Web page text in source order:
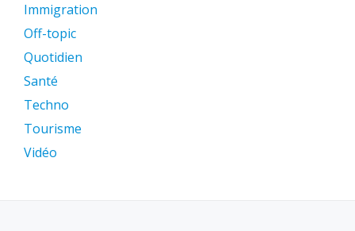
Immigration
Off-topic
Quotidien
Santé
Techno
Tourisme
Vidéo